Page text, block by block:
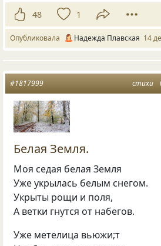
48 1
Опубликовала Надежда Плавская 14
стихи
#1817999
Белая Земля.
Моя седая белая Земля
Уже укрылась белым снегом.
Укрыты рощи и поля,
А ветки гнутся от набегов.
Уже метелица вьюжи;т